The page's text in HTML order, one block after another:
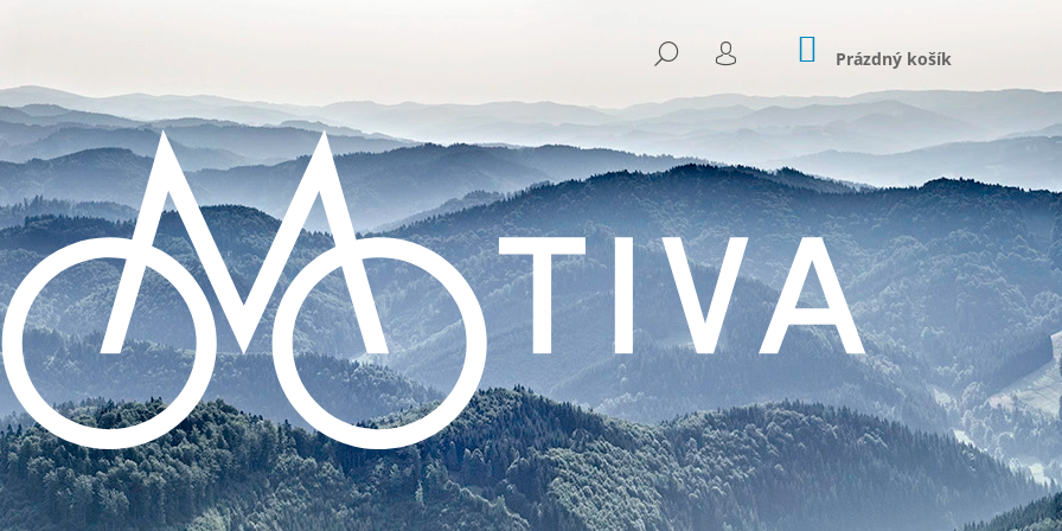
HLEDAT
PŘIHLÁŠENÍ
NÁKUPNÍ
KOŠÍK
Prázdný košík
CO POTŘEBUJETE NAJÍT?
HLEDAT
DOPORUČUJEME
CONTINENTAL TOUR 28 -
42MM